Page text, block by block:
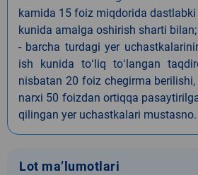
kamida 15 foiz miqdorida dastlabki
kunida amalga oshirish sharti bilan;
- barcha turdagi yer
ish kunida toʻliq toʻlangan
nisbatan 20 foiz chegirma berilishi,
narxi 50 foizdan ortiqqa
qilingan yer uchastkalari mustasno.
Lot ma’lumotlari